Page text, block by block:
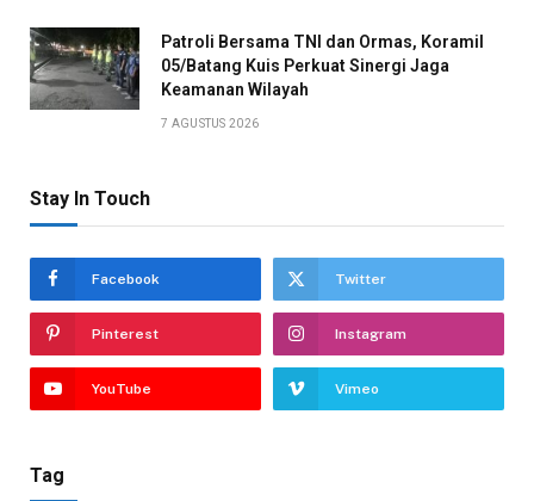
Patroli Bersama TNI dan Ormas, Koramil
05/Batang Kuis Perkuat Sinergi Jaga
Keamanan Wilayah
7 AGUSTUS 2026
Stay In Touch
Facebook Twitter
Pinterest Instagram
YouTube Vimeo
Tag